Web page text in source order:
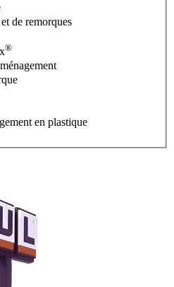
de remorques
®
en plastique